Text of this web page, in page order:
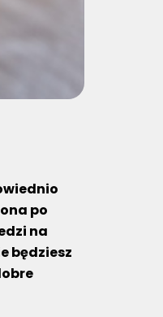
po
na
będziesz